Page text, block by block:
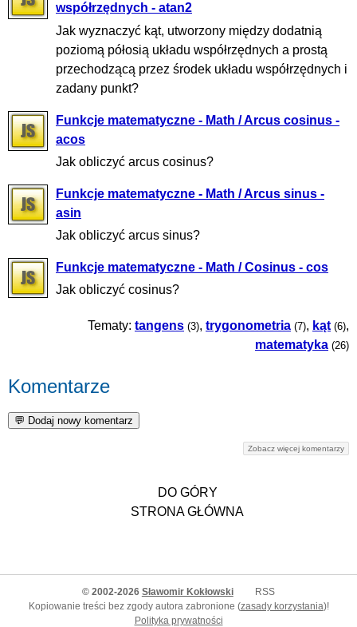
współrzędnych - atan2
Jak wyznaczyć kąt, utworzony między dodatnią
poziomą półosią układu współrzędnych a prostą
przechodzącą przez środek układu współrzędnych i
zadany punkt?
Funkcje matematyczne - Math / Arcus cosinus -
acos
Jak obliczyć arcus cosinus?
Funkcje matematyczne - Math / Arcus sinus -
asin
Jak obliczyć arcus sinus?
Funkcje matematyczne - Math / Cosinus - cos
Jak obliczyć cosinus?
Tematy: tangens (3), trygonometria (7), kąt (6),
matematyka (26)
Komentarze
Zobacz więcej komentarzy
DO GÓRY
STRONA GŁÓWNA
© 2002-2026 Sławomir Kokłowski
RSS
Kopiowanie treści bez zgody autora zabronione (zasady korzystania)!
Polityka prywatności